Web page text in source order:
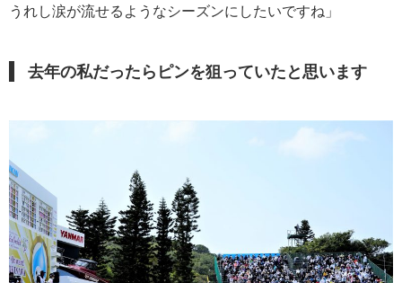
うれし涙が流せるようなシーズンにしたいですね」
去年の私だったらピンを狙っていたと思います